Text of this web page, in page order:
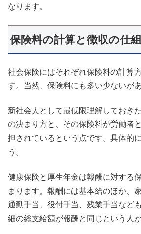
なります。
保険料の計算と徴収の仕
社会保険にはそれぞれ保険料の計算
す。当然、保険料にも多い少ないがあ
新社会人として最低限理解しておき
の決まり方と、その保険料が労働者
担されているという点です。具体的
う。
健康保険と厚生年金は報酬に対する
まります。報酬には基本給のほか、
通勤手当、役付手当、残業手当など
細の総支給額が報酬と同じという人が